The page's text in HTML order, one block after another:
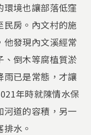
境也讓部落低窪
房。內文村的施
他發現內文溪經常
、倒木等腐植質淤
雨已是常態，才讓
年時就陳情水保
河道的容積，另一
水。